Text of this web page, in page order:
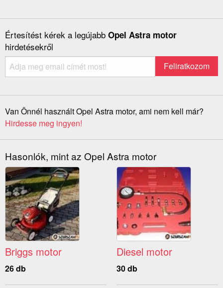
Értesítést kérek a legújabb Opel Astra motor
hirdetésekről
Van Önnél használt Opel Astra motor, ami nem kell már?
Hirdesse meg ingyen!
Hasonlók, mint az Opel Astra motor
Briggs motor
26 db
Diesel motor
30 db